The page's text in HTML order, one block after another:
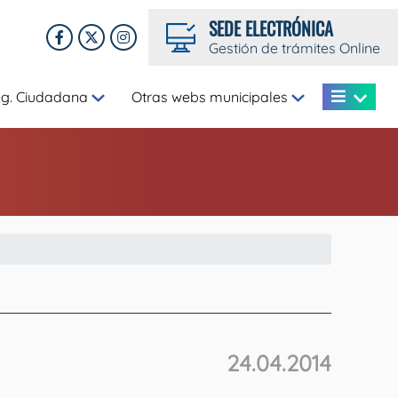
SEDE ELECTRÓNICA
Gestión de trámites Online
Ciudadana Otras webs municipales
24.04.2014